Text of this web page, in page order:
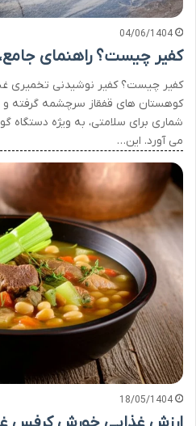
04/06/1404
کفیر چیست؟ راهنمای
کفیر چیست؟ کفیر نوشیدنی تخمیری
کوهستان های قفقاز سرچشمه گرفته
شماری برای سلامتی، به ویژه دستگاه
می آورد. این…
18/05/1404